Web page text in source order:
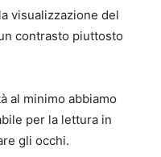
visualizzazione del
contrasto piuttosto
al minimo abbiamo
per la lettura in
gli occhi.